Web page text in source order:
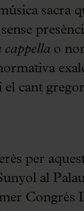
sacra
cappellao
el cant
per
al
Congrés